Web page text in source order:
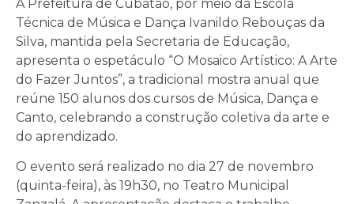
A Prefeitura de Cubatão, por meio da Escola
Técnica de Música e Dança Ivanildo Rebouças da
Silva, mantida pela Secretaria de Educação,
apresenta o espetáculo “O Mosaico Artístico: A Arte
do Fazer Juntos”, a tradicional mostra anual que
reúne 150 alunos dos cursos de Música, Dança e
Canto, celebrando a construção coletiva da arte e
do aprendizado.
O evento será realizado no dia 27 de novembro
(quinta-feira), às 19h30, no Teatro Municipal